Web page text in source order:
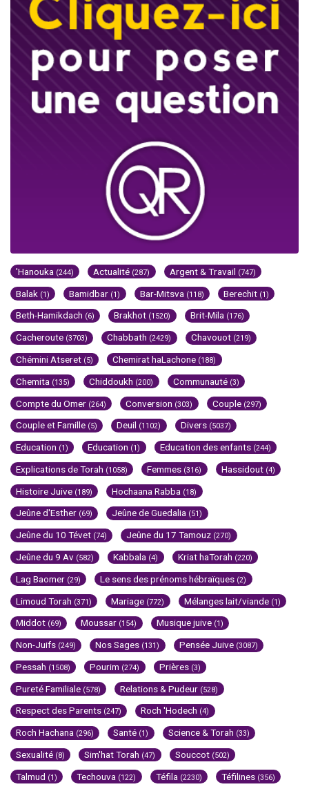
'Hanouka (244) Actualité (287) Argent & Travail (747)
Balak (1) Bamidbar (1) Bar-Mitsva (118) Berechit (1)
Beth-Hamikdach (6) Brakhot (1520) Brit-Mila (176)
Cacheroute (3703) Chabbath (2429) Chavouot (219)
Chémini Atseret (5) Chemirat haLachone (188)
Chemita (135) Chiddoukh (200) Communauté (3)
Compte du Omer (264) Conversion (303) Couple (297)
Couple et Famille (5) Deuil (1102) Divers (5037)
Education (1) Education (1) Education des enfants (244)
Explications de Torah (1058) Femmes (316) Hassidout (4)
Histoire Juive (189) Hochaana Rabba (18)
Jeûne d'Esther (69) Jeûne de Guedalia (51)
Jeûne du 10 Tévet (74) Jeûne du 17 Tamouz (270)
Jeûne du 9 Av (582) Kabbala (4) Kriat haTorah (220)
Lag Baomer (29) Le sens des prénoms hébraïques (2)
Limoud Torah (371) Mariage (772) Mélanges lait/viande (1)
Middot (69) Moussar (154) Musique juive (1)
Non-Juifs (249) Nos Sages (131) Pensée Juive (3087)
Pessah (1508) Pourim (274) Prières (3)
Pureté Familiale (578) Relations & Pudeur (528)
Respect des Parents (247) Roch 'Hodech (4)
Roch Hachana (296) Santé (1) Science & Torah (33)
Sexualité (8) Sim'hat Torah (47) Souccot (502)
Talmud (1) Techouva (122) Téfila (2230) Téfilines (356)